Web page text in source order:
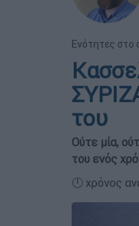
Ενότητες στο
του
Ούτε μία,
του ενός
🕛 χρόνος